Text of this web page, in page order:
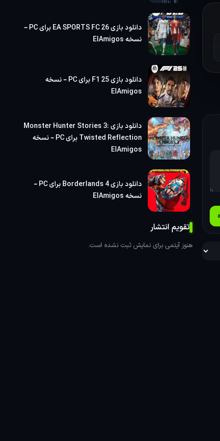
دانلود بازی EA SPORTS FC 26 برای PC –
نسخه ElAmigos
دانلود بازی F1 25 برای PC – نسخه
ElAmigos
دانلود بازی Monster Hunter Stories 3:
Twisted Reflection برای PC – نسخه
ElAmigos
دانلود بازی Borderlands 4 برای PC –
نسخه ElAmigos
تقویم انتشار
هنوز آیتمی برای نمایش ثبت نشده است.